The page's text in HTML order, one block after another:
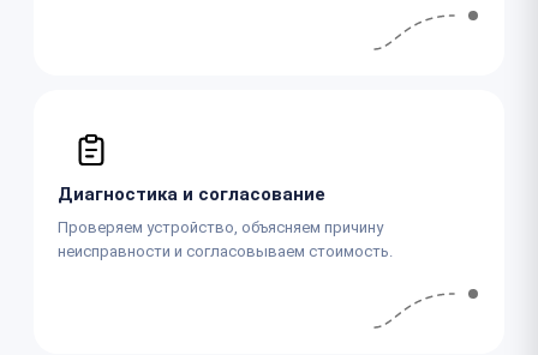
Диагностика и согласование
Проверяем устройство, объясняем причину
неисправности и согласовываем стоимость.